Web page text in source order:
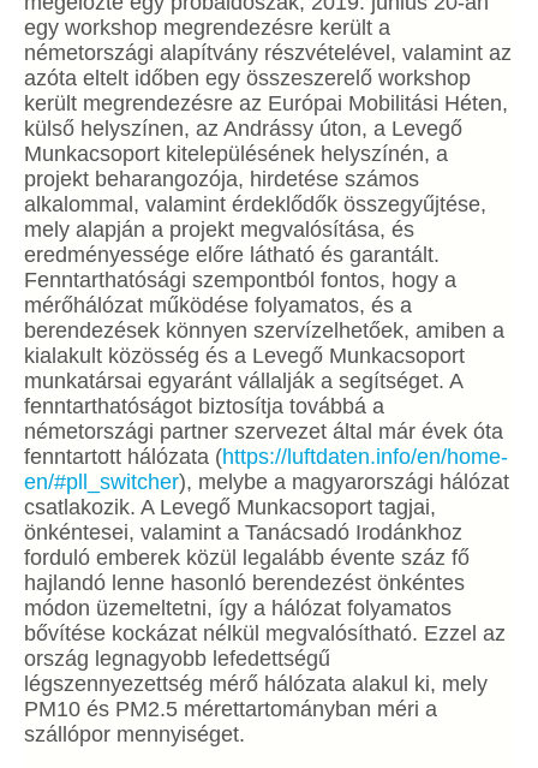
egy workshop megrendezésre került a
németországi alapítvány részvételével, valamint az
azóta eltelt időben egy összeszerelő workshop
került megrendezésre az Európai Mobilitási Héten,
külső helyszínen, az Andrássy úton, a Levegő
Munkacsoport kitelepülésének helyszínén, a
projekt beharangozója, hirdetése számos
alkalommal, valamint érdeklődők összegyűjtése,
mely alapján a projekt megvalósítása, és
eredményessége előre látható és garantált.
Fenntarthatósági szempontból fontos, hogy a
mérőhálózat működése folyamatos, és a
berendezések könnyen szervízelhetőek, amiben a
kialakult közösség és a Levegő Munkacsoport
munkatársai egyaránt vállalják a segítséget. A
fenntarthatóságot biztosítja továbbá a
németországi partner szervezet által már évek óta
fenntartott hálózata (https://luftdaten.info/en/home-
en/#pll_switcher), melybe a magyarországi hálózat
csatlakozik. A Levegő Munkacsoport tagjai,
önkéntesei, valamint a Tanácsadó Irodánkhoz
forduló emberek közül legalább évente száz fő
hajlandó lenne hasonló berendezést önkéntes
módon üzemeltetni, így a hálózat folyamatos
bővítése kockázat nélkül megvalósítható. Ezzel az
ország legnagyobb lefedettségű
légszennyezettség mérő hálózata alakul ki, mely
PM10 és PM2.5 mérettartományban méri a
szállópor mennyiséget.